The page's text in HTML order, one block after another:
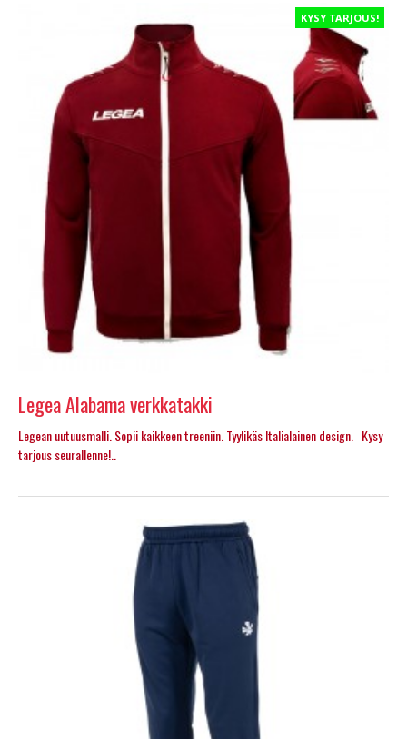
KYSY TARJOUS!
Legea Alabama verkkatakki
Legean uutuusmalli. Sopii kaikkeen treeniin. Tyylikäs Italialainen design. Kysy
tarjous seurallenne!..